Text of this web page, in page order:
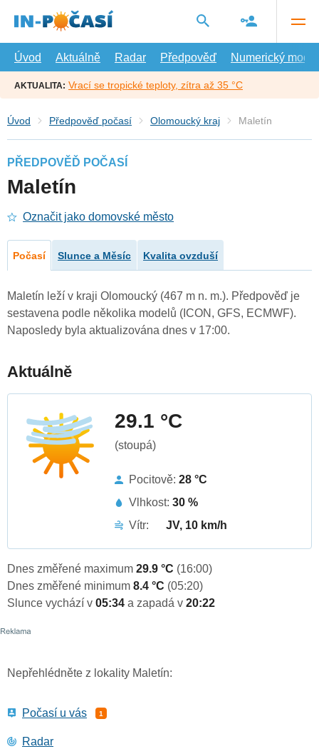
hlavní
Úvod
Aktuálně Radar Předpověď Numerický model
AKTUALITA: Vrací se tropické teploty, zítra až 35 °C
Úvod Předpověď počasí Olomoucký kraj Maletín
PŘEDPOVĚĎ POČASÍ
Maletín
Označit jako domovské město
Počasí Slunce a Měsíc Kvalita ovzduší
Maletín leží v kraji Olomoucký (467 m n. m.). Předpověď je
sestavena podle několika modelů (ICON, GFS, ECMWF).
Naposledy byla aktualizována dnes v 17:00.
Aktuálně
29.1 °C
(stoupá)
Pocitově: 28 °C
Vlhkost: 30 %
Vítr:
JV, 10 km/h
Dnes změřené maximum 29.9 °C (16:00)
Dnes změřené minimum 8.4 °C (05:20)
Slunce vychází v 05:34 a zapadá v 20:22
Nepřehlédněte z lokality Maletín:
Počasí u vás 1
Radar